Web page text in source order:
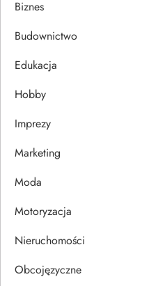
c
j
a
w
p
i
s
u
Biznes
Budownictwo
Edukacja
Hobby
Imprezy
Marketing
Moda
Motoryzacja
Nieruchomości
Obcojęzyczne